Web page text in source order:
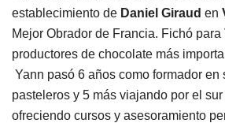
establecimiento de Daniel Giraud en
Mejor Obrador de Francia. Fichó
productores de chocolate más
Yann pasó 6 años como formador en
pasteleros y 5 más viajando por el
ofreciendo cursos y asesoramiento